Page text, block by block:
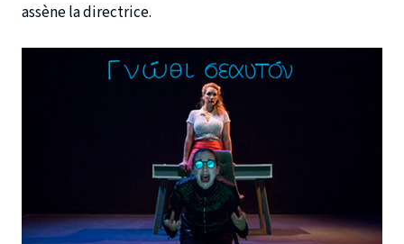
assène la directrice.